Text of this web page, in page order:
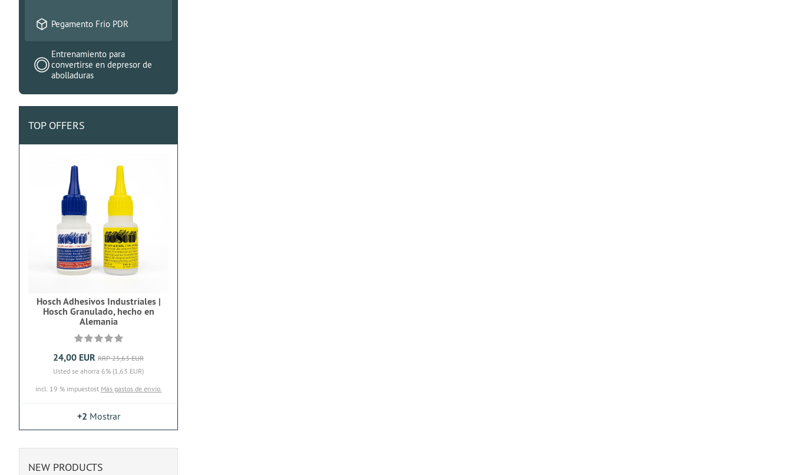
Pegamento Frio PDR
Entrenamiento para
convertirse en depresor de
abolladuras
TOP OFFERS
Hosch Adhesivos Industriales |
Hosch Granulado, hecho en
Alemania
24,00 EUR RRP 25,63 EUR
Usted se ahorra 6% (1,63 EUR)
incl. 19 % impuestost Más gastos de envío.
+2 Mostrar
NEW PRODUCTS